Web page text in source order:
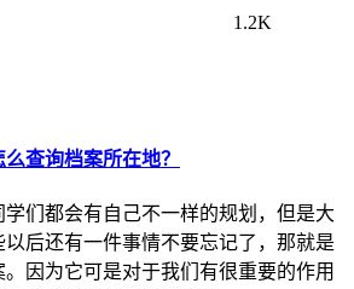
1.2K
查询档案所在地？
们都会有自己不一样的规划，但是大
以后还有一件事情不要忘记了，那就是
因为它可是对于我们有很重要的作用